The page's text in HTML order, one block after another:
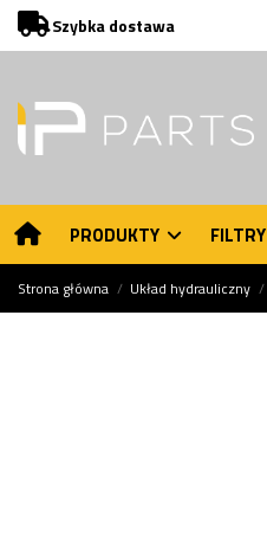
Szybka dostawa
PRODUKTY FILTRY
Strona główna Układ hydrauliczny